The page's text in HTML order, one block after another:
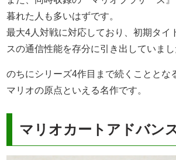
暮れた人も多いはずです。
最大4人対戦に対応しており、初期タイ
スの通信性能を存分に引き出していまし
のちにシリーズ4作目まで続くこととな
マリオの原点といえる名作です。
マリオカートアドバン